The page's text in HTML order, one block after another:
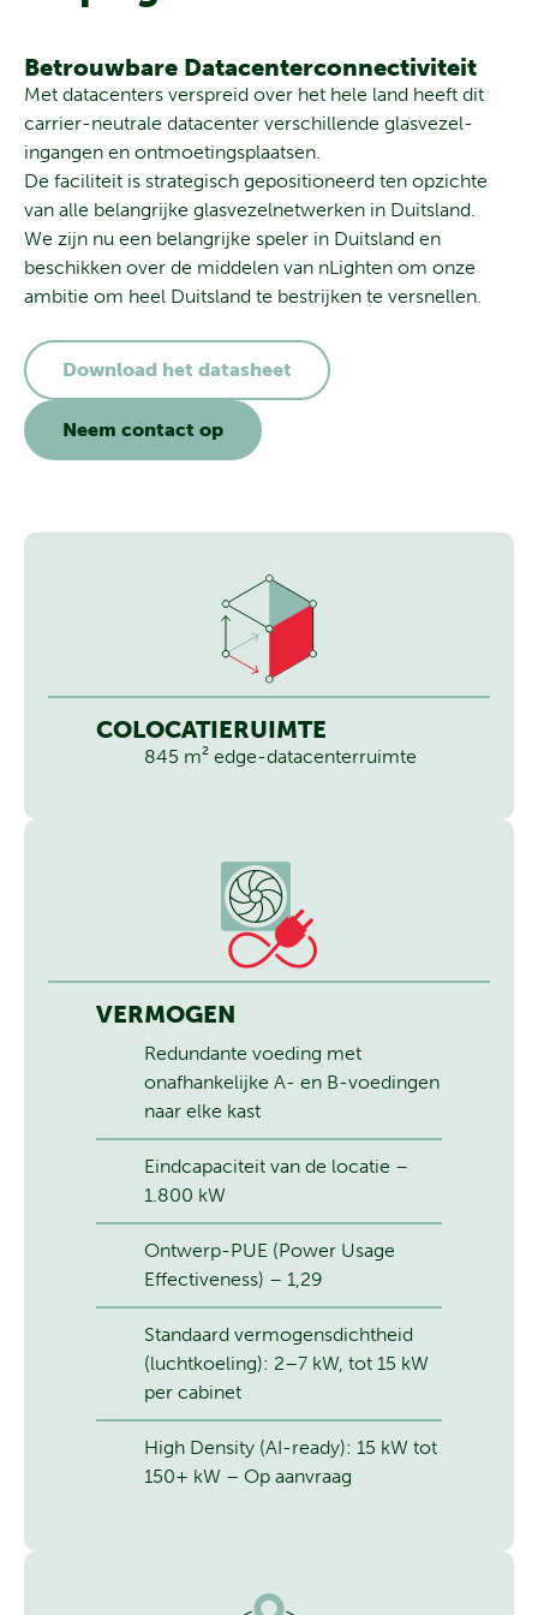
Betrouwbare Datacenterconnectiviteit
Met datacenters verspreid over het hele land heeft dit
carrier-neutrale datacenter verschillende glasvezel-
ingangen en ontmoetingsplaatsen.
De faciliteit is strategisch gepositioneerd ten opzichte
van alle belangrijke glasvezelnetwerken in Duitsland.
We zijn nu een belangrijke speler in Duitsland en
beschikken over de middelen van nLighten om onze
ambitie om heel Duitsland te bestrijken te versnellen.
Download het datasheet
Neem contact op
COLOCATIERUIMTE
845 m² edge-datacenterruimte
VERMOGEN
Redundante voeding met
onafhankelijke A- en B-voedingen
naar elke kast
Eindcapaciteit van de locatie –
1.800 kW
Ontwerp-PUE (Power Usage
Effectiveness) – 1,29
Standaard vermogensdichtheid
(luchtkoeling): 2–7 kW, tot 15 kW
per cabinet
High Density (AI-ready): 15 kW tot
150+ kW – Op aanvraag